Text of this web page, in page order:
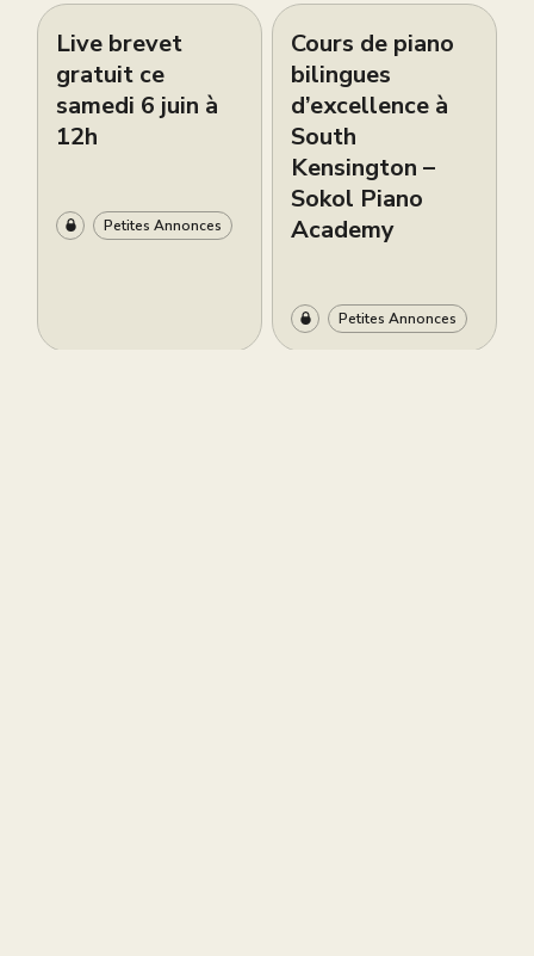
Live brevet
gratuit ce
samedi 6 juin à
12h
Petites Annonces
Cours de piano
bilingues
d’excellence à
South
Kensington –
Sokol Piano
Academy
Petites Annonces